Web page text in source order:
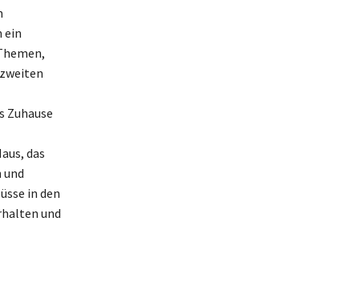
ein
Zuhause
das
in den
und